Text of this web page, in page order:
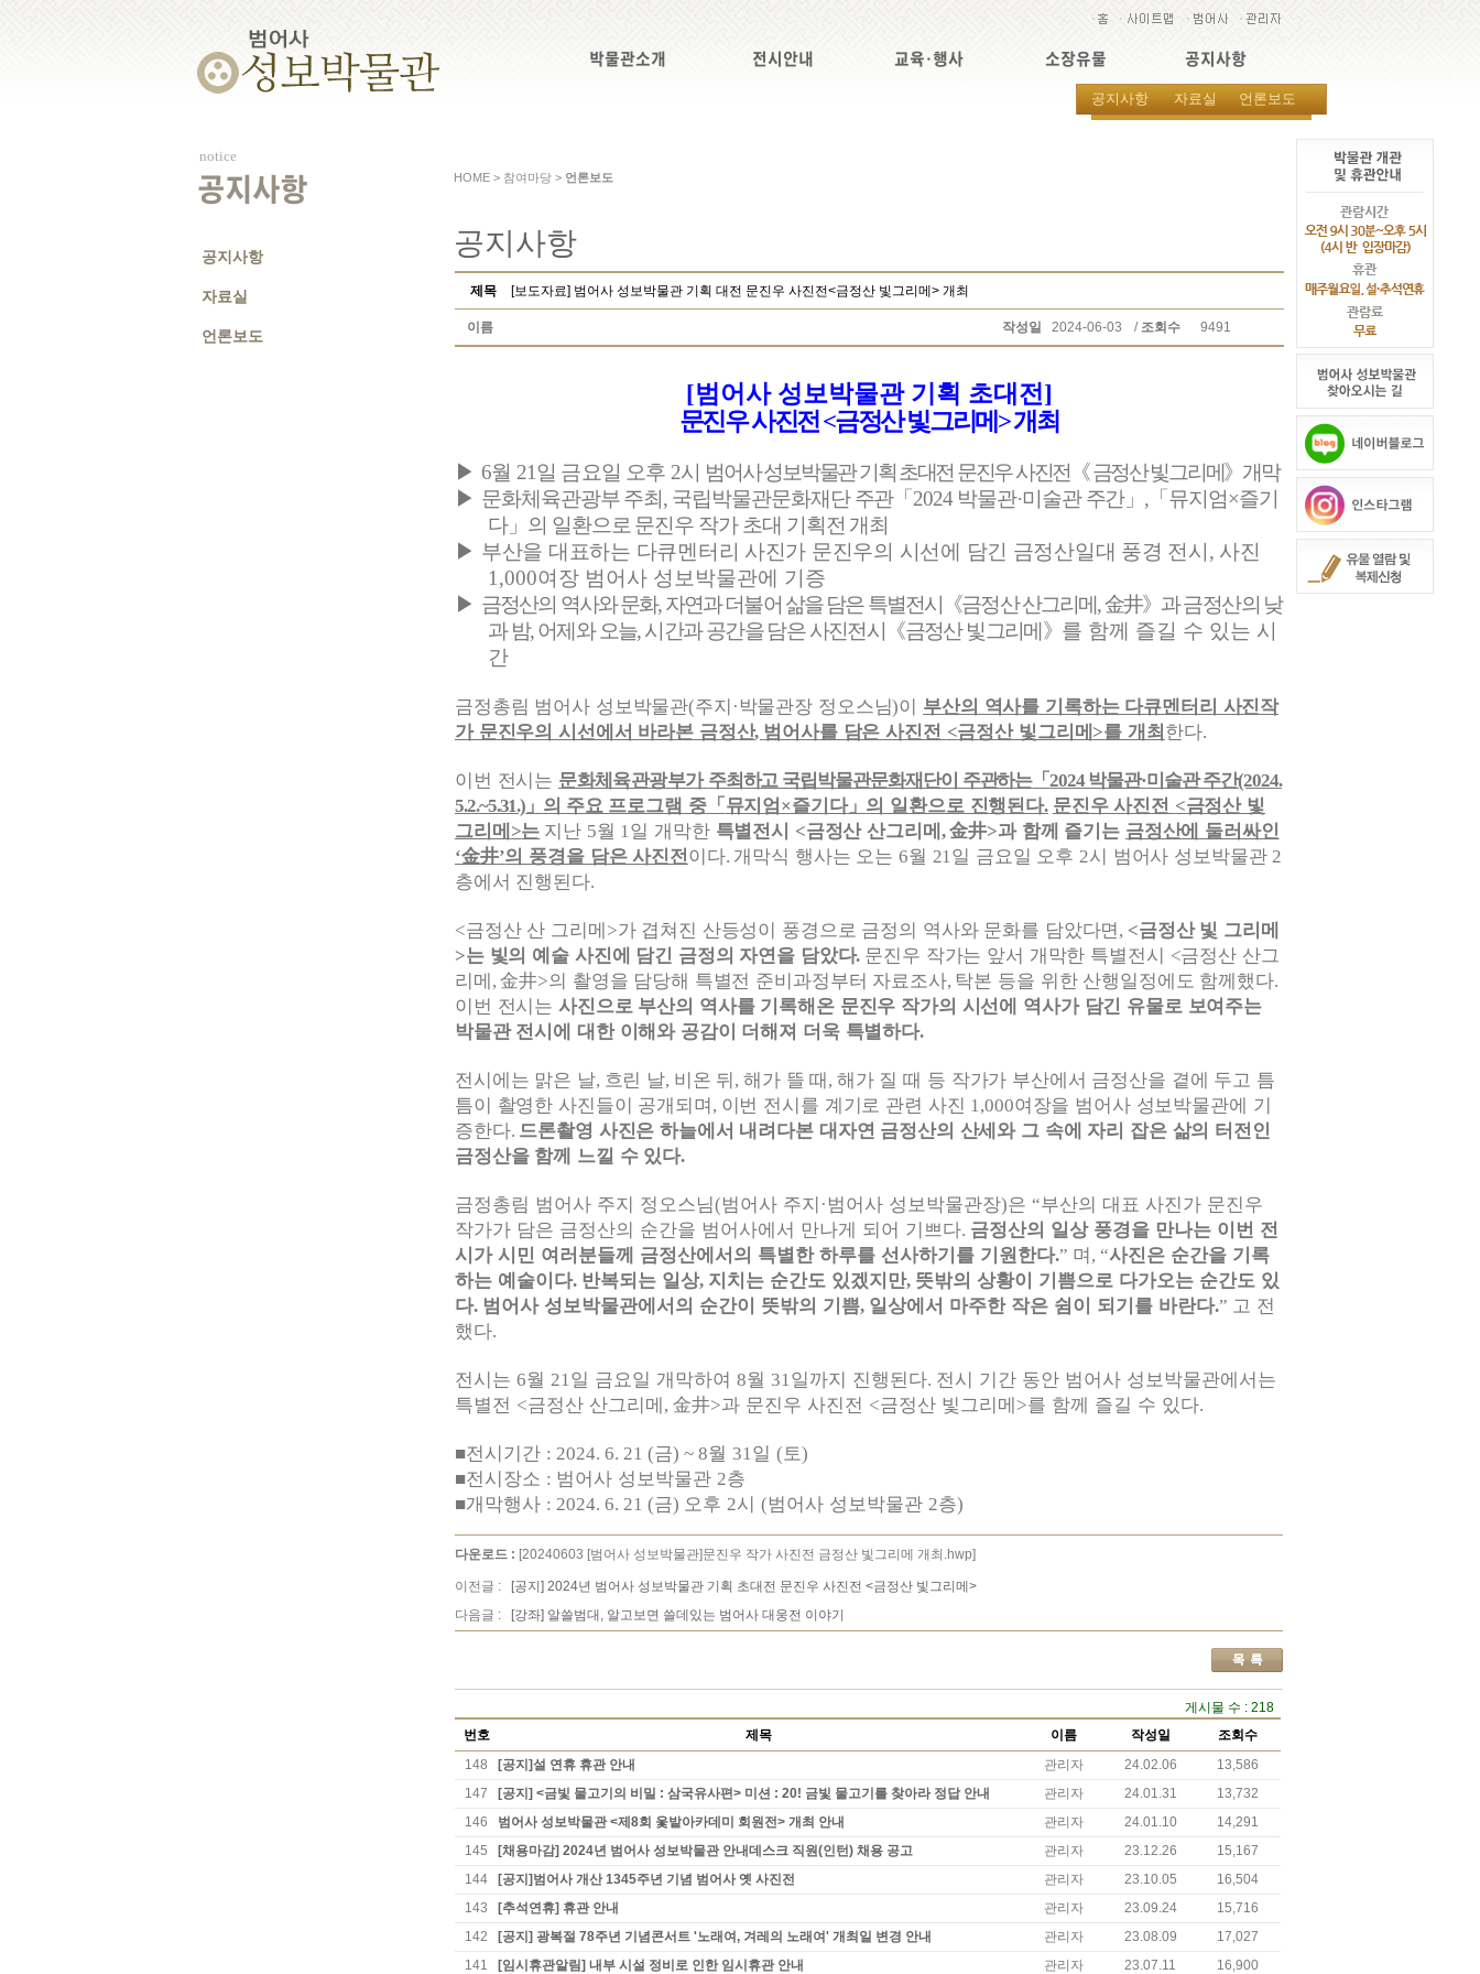
박물관소개 전시안내 교육·행사 소장유물 공지사항
공지사항 자료실 언론보도
notice
공지사항
공지사항
자료실
언론보도
HOME > 참여마당 > 언론보도
공지사항
제목 [보도자료] 범어사 성보박물관 기획 대전 문진우 사진전<금정산 빛그리메> 개최
이름 작성일 2024-06-03 / 조회수 9491
[범어사 성보박물관 기획 초대전]
문진우 사진전<금정산 빛그리메>개최
▶ 6월 21일 금요일 오후 2시 범어사 성보박물관 기획 초대전 문진우 사진전 《금정산 빛그리메 》 개막
▶ 문화체육관광부 주최 , 국립박물관문화재단 주관「 2024 박물관·미술관 주간」 , 「 뮤지엄×즐기
다」 의 일환으로 문진우 작가 초대 기획전 개최
▶ 부산을 대표하는 다큐멘터리 사진가 문진우의 시선에 담긴 금정산일대 풍경 전시 , 사진
1,000여장 범어사 성보박물관에 기증
▶ 금정산의 역사와 문화,자연과 더불어 삶을 담은 특별전시 《금정산 산그리메 ,金井》 과금정산의 낮
과 밤,어제와 오늘,시간과 공간을 담은 사진전시 《금정산 빛그리메 》 를 함께 즐길 수 있는 시
간
금정총림 범어사 성보박물관(주지 · 박물관장 정오스님)이 부산의 역사를 기록하는 다큐멘터리 사진작
가 문진우의 시선에서 바라본 금정산, 범어사를 담은 사진전 <금정산 빛그리메 >를 개최 한다.
이번 전시는 문화체육관광부가 주최하고 국립박물관문화재단이 주관하는「2024 박물관·미술관 주간(2024.
5.2.~5.31.) 」 의 주요 프로그램 중「 뮤지엄 ×즐기다」 의 일환으로 진행된다. 문진우 사진전 <금정산 빛
그리메 >는 지난 5월 1일 개막한 특별전시 <금정산 산그리메 ,金井>과 함께 즐기는 금정산에 둘러싸인
‘金井’의 풍경을 담은 사진전이다. 개막식 행사는 오는 6월 21일 금요일 오후2시 범어사 성보박물관2
층에서 진행된다.
<금정산 산 그리메 >가 겹쳐진 산등성이 풍경으로 금정의 역사와 문화를 담았다면, <금정산 빛 그리메
>는 빛의 예술 사진에 담긴 금정의 자연을 담았다. 문진우 작가는 앞서 개막한 특별전시 <금정산 산그
리메 ,金井>의 촬영을 담당해 특별전 준비과정부터 자료조사, 탁본 등을 위한 산행일정에도 함께했다.
이번 전시는사진으로 부산의 역사를 기록해온 문진우 작가의 시선에 역사가 담긴 유물로 보여주는
박물관 전시에 대한 이해와 공감이 더해져 더욱 특별하다.
전시에는 맑은 날, 흐린 날, 비온 뒤 , 해가 뜰 때 , 해가 질 때 등 작가가 부산에서 금정산을 곁에 두고 틈
틈이 촬영한 사진들이 공개되며 , 이번 전시를 계기로 관련 사진 1,000여장을 범어사 성보박물관에 기
증한다. 드론촬영 사진은 하늘에서 내려다본 대자연 금정산의 산세와 그 속에 자리 잡은 삶의 터전인
금정산을 함께 느낄 수 있다.
금정총림 범어사 주지 정오스님(범어사 주지 · 범어사 성보박물관장)은 “부산의 대표 사진가 문진우
작가가 담은 금정산의 순간을 범어사에서 만나게 되어 기쁘다. 금정산의 일상 풍경을 만나는 이번 전
시가 시민 여러분들께 금정산에서의 특별한 하루를 선사하기를 기원한다.” 며 , “사진은 순간을 기록
하는 예술이다. 반복되는 일상, 지치는 순간도 있겠지만, 뜻밖의 상황이 기쁨으로 다가오는 순간도 있
다. 범어사 성보박물관에서의 순간이 뜻밖의 기쁨, 일상에서 마주한 작은 쉼이 되기를 바란다.” 고 전
했다.
전시는 6월 21일 금요일 개막하여 8월 31일까지 진행된다. 전시 기간 동안 범어사 성보박물관에서는
특별전 <금정산 산그리메 , 金井>과 문진우 사진전 <금정산 빛그리메 >를 함께 즐길 수 있다.
■전시기간 : 2024. 6. 21 (금) ~ 8월 31일 (토)
■전시장소 : 범어사 성보박물관 2층
■개막행사 : 2024. 6. 21 (금) 오후 2시 (범어사 성보박물관 2층)
다운로드 : [20240603 [범어사 성보박물관]문진우 작가 사진전 금정산 빛그리메 개최.hwp]
이전글 :
[공지] 2024년 범어사 성보박물관 기획 초대전 문진우 사진전 <금정산 빛그리메>
다음글 :
[강좌] 알쓸범대, 알고보면 쓸데있는 범어사 대웅전 이야기
게시물 수 : 218
번호
제목 이름 작성일
조회수
148
[공지]설 연휴 휴관 안내 관리자 24.02.06
13,586
147
[공지] <금빛 물고기의 비밀 : 삼국유사편> 미션 : 20! 금빛 물고기를 찾아라 정답 안내 관리자 24.01.31
13,732
146
범어사 성보박물관 <제8회 옻밭아카데미 회원전> 개최 안내 관리자 24.01.10
14,291
145
[채용마감] 2024년 범어사 성보박물관 안내데스크 직원(인턴) 채용 공고 관리자 23.12.26
15,167
144
[공지]범어사 개산 1345주년 기념 범어사 옛 사진전 관리자 23.10.05
16,504
143
[추석연휴] 휴관 안내 관리자 23.09.24
15,716
142
[공지] 광복절 78주년 기념콘서트 '노래여, 겨레의 노래여' 개최일 변경 안내 관리자 23.08.09
17,027
141
[임시휴관알림] 내부 시설 정비로 인한 임시휴관 안내 관리자 23.07.11 16,900